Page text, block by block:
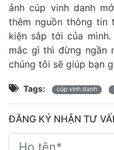
ảnh cúp vinh danh
thêm nguồn thông tin
kiện sắp tới của
mắc gì thì đừng ngần
chúng tôi sẽ giúp bạn
Tags: cúp vinh danh
ĐĂNG KÝ NHẬN TƯ